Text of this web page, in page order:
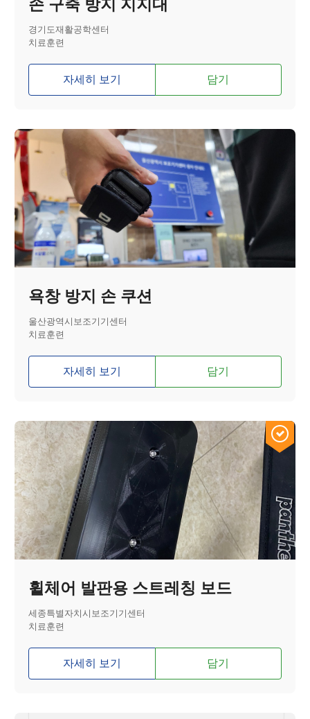
손 구축 방지 지지대
경기도재활공학센터
치료훈련
자세히 보기 담기
욕창 방지 손 쿠션
울산광역시보조기기센터
치료훈련
자세히 보기 담기
휠체어 발판용 스트레칭 보드
세종특별자치시보조기기센터
치료훈련
자세히 보기 담기